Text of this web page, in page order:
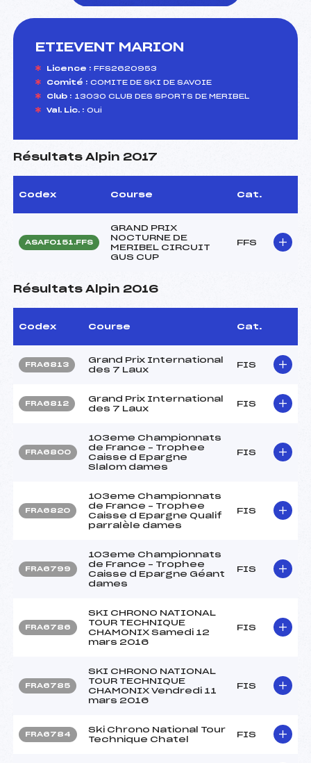
ETIEVENT MARION
Licence : FFS2620953
Comité : COMITE DE SKI DE SAVOIE
Club : 13030 CLUB DES SPORTS DE MERIBEL
Val. Lic. : Oui
Résultats Alpin 2017
Codex Course Cat.
ASAF0151.FFS
GRAND PRIX
NOCTURNE DE
MERIBEL CIRCUIT
GUS CUP
FFS
Résultats Alpin 2016
Codex Course Cat.
FRA6813
Grand Prix International
des 7 Laux
FIS
FRA6812
Grand Prix International
des 7 Laux
FIS
FRA6800
103eme Championnats
de France – Trophee
Caisse d Epargne
Slalom dames
FIS
FRA6820
103eme Championnats
de France – Trophee
Caisse d Epargne Qualif
parralèle dames
FIS
FRA6799
103eme Championnats
de France – Trophee
Caisse d Epargne Géant
dames
FIS
FRA6786
SKI CHRONO NATIONAL
TOUR TECHNIQUE
CHAMONIX Samedi 12
mars 2016
FIS
FRA6785
SKI CHRONO NATIONAL
TOUR TECHNIQUE
CHAMONIX Vendredi 11
mars 2016
FIS
FRA6784
Ski Chrono National Tour
Technique Chatel
FIS